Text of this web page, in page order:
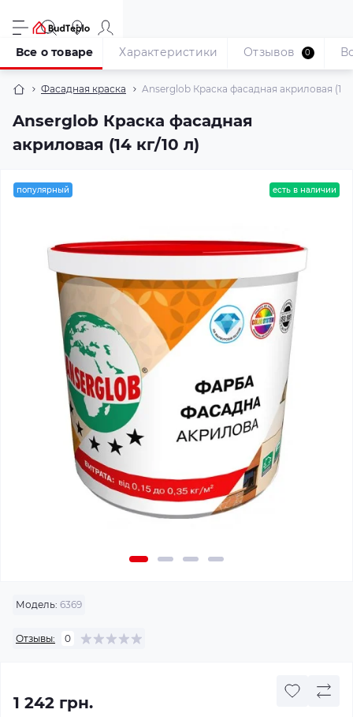
Фасадная краска Anserglob Краска фасадная акриловая (14
Anserglob Краска фасадная
акриловая (14 кг/10 л)
Все о товаре Характеристики Отзывов 0
популярный есть в наличии
Модель: 6369
Отзывы: 0
1 242 грн.